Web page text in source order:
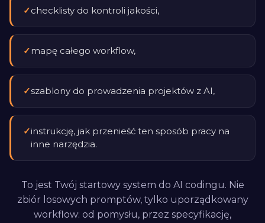
✓checklisty do kontroli jakości,
✓mapę całego workflow,
✓szablony do prowadzenia projektów z AI,
✓instrukcję, jak przenieść ten sposób pracy na
inne narzędzia.
To jest Twój startowy system do AI codingu. Nie
zbiór losowych promptów, tylko uporządkowany
workflow: od pomysłu, przez specyfikację,